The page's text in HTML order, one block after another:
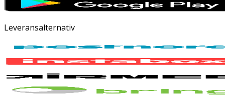
Leveransalternativ